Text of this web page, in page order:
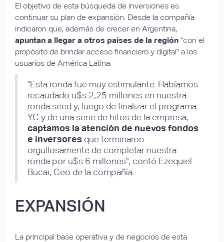
El objetivo de esta búsqueda de inversiones es
continuar su plan de expansión. Desde la compañía
indicaron que, además de crecer en Argentina,
apuntan a llegar a otros países de la región "con el
propósito de brindar acceso financiero y digital" a los
usuarios de América Latina.
"Esta ronda fue muy estimulante. Habíamos
recaudado u$s 2,25 millones en nuestra
ronda seed y, luego de finalizar el programa
YC y de una serie de hitos de la empresa,
captamos la atención de nuevos fondos
e inversores que terminaron
orgullosamente de completar nuestra
ronda por u$s 6 millones", contó Ezequiel
Bucai, Ceo de la compañía.
EXPANSIÓN
La principal base operativa y de negocios de esta